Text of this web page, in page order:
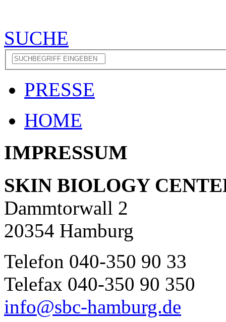
SUCHE
PRESSE
HOME
IMPRESSUM
SKIN BIOLOGY
Dammtorwall 2
20354 Hamburg
Telefon 040-350 90 33
Telefax 040-350 90 350
info@sbc-hamburg.de